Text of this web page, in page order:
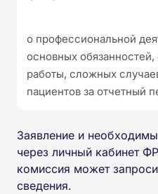
о профессиональной
основных
работы, сложных
пациентов за отчетный
Заявление и
через личный кабинет
комиссия может
сведения.